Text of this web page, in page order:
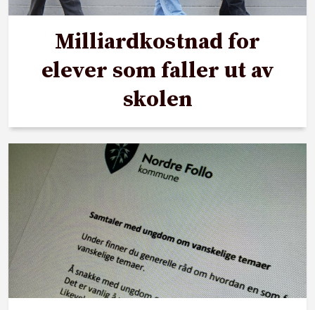
Milliardkostnad for
elever som faller ut av
skolen